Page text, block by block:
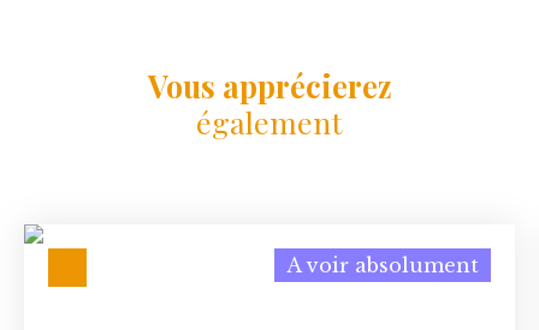
Vous apprécierez
également
A voir absolument